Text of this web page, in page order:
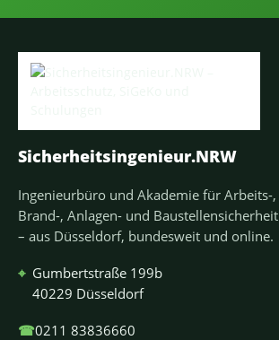
Sicherheitsingenieur.NRW
Ingenieurbüro und Akademie für Arbeits-,
Brand-, Anlagen- und Baustellensicherheit
– aus Düsseldorf, bundesweit und online.
⌖ Gumbertstraße 199b
40229 Düsseldorf
☎0211 83836660